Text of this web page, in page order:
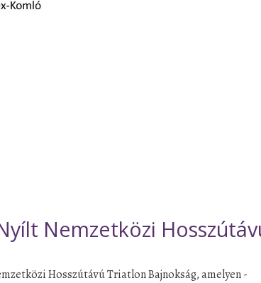
Nemzetközi
Hosszútávú Triatlon Bajnokság, amelyen -